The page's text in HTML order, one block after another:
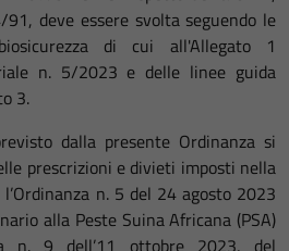
deve essere svolta seguendo le
di cui all'Allegato 1
n. 5/2023 e delle linee guida
3.
dalla presente Ordinanza si
prescrizioni e divieti imposti nella
n. 5 del 24 agosto 2023
alla Peste Suina Africana (PSA)
n. 9 dell’11 ottobre 2023, del